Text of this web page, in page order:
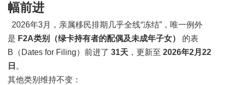
幅前进
2026年3月，亲属移民排期几乎全线“冻结”，唯一例外
是 F2A类别（绿卡持有者的配偶及未成年子女）
的表
B（Dates for Filing）前进了 31天 ，更新至 2026年2月22
日 。
其他类别维持不变：